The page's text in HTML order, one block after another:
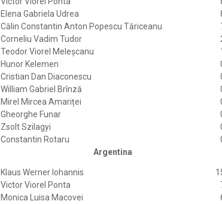
Elena Gabriela Udrea
Călin Constantin Anton Popescu Tăriceanu
Corneliu Vadim Tudor
Teodor Viorel Meleșcanu
1
Hunor Kelemen
Cristian Dan Diaconescu
William Gabriel Brînză
Mirel Mircea Amariței
Gheorghe Funar
Zsolt Szilagyi
Constantin Rotaru
Argentina
Klaus Werner Iohannis
Victor Viorel Ponta
Monica Luisa Macovei